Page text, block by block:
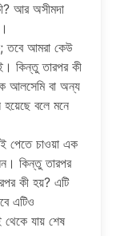
আর অসীমদা
তবে আমরা কেউ
কিন্তু তারপর কী
আলসেমি বা অন্য
হয়েছে বলে মনে
পেতে চাওয়া এক
কিন্তু তারপর
কী হয়? এটি
এটিও
থেকে যায় শেষ